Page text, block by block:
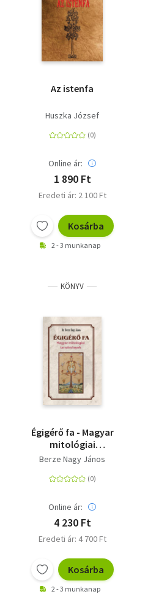
Az istenfa
Huszka József
Online ár:
1 890 Ft
Eredeti ár: 2 100 Ft
Kosárba
2 - 3 munkanap
KÖNYV
Égigérő fa - Magyar
mitológiai
tanulmányok
Berze Nagy János
Online ár:
4 230 Ft
Eredeti ár: 4 700 Ft
Kosárba
2 - 3 munkanap